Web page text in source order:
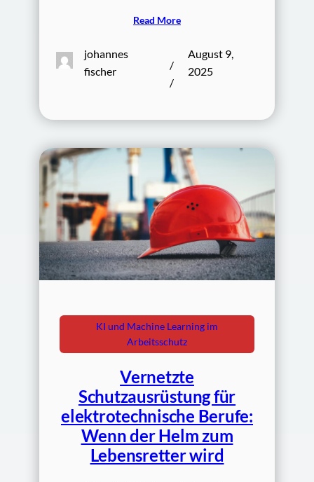
Read More
johannes
fischer
/
/
August 9,
2025
KI und Machine Learning im
Arbeitsschutz
Vernetzte
Schutzausrüstung für
elektrotechnische Berufe:
Wenn der Helm zum
Lebensretter wird